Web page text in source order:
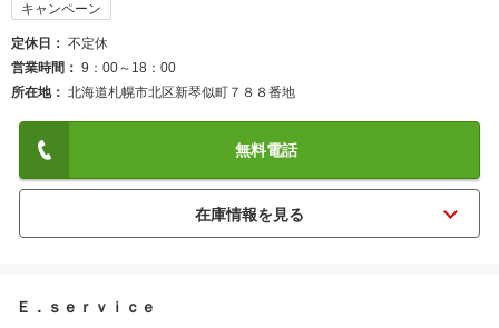
キャンペーン
定休日
不定休
営業時間
9：00～18：00
所在地
北海道札幌市北区新琴似町７８８番地
無料電話
Ｅ．ｓｅｒｖｉｃｅ